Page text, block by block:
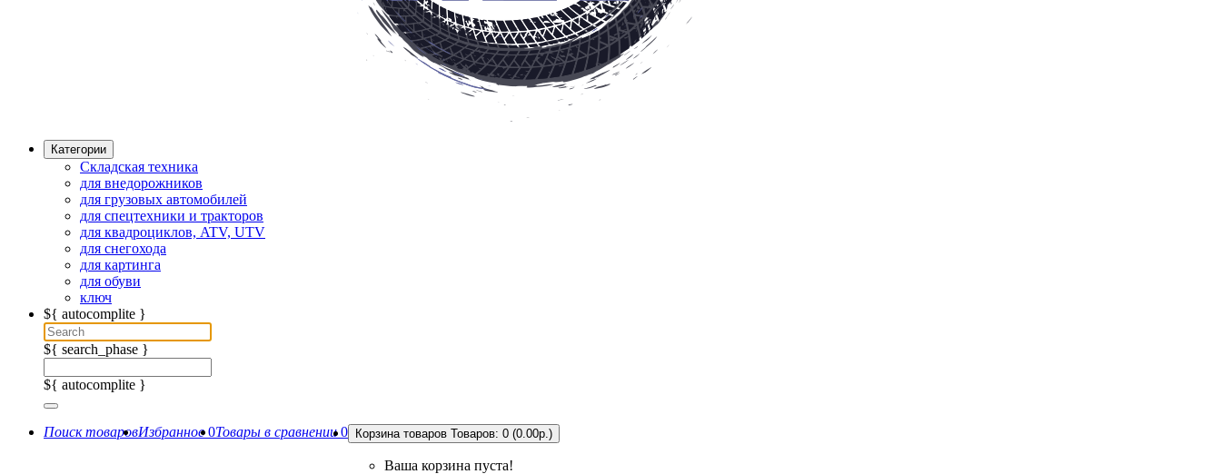
Категории
Складская техника
для внедорожников
для грузовых автомобилей
для спецтехники и тракторов
для квадроциклов, ATV, UTV
для снегохода
для картинга
для обуви
ключ
${ autocomplite }
${ search_phase }
${ autocomplite }
Поиск товаровИзбранное 0Товары в сравнении 0 Корзина товаров Товаров: 0 (0.00р.)
Ваша корзина пуста!